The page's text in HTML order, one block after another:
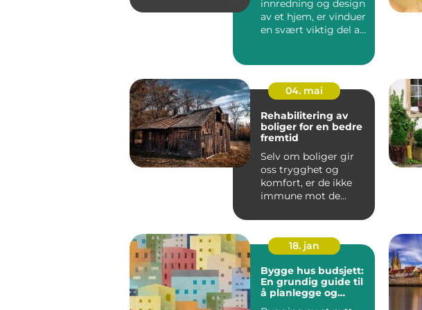
innredning og design
av et hjem, er vinduer
en svært viktig del av
04. mai
Rehabilitering av
boliger for en bedre
fremtid
Selv om boliger gir
oss trygghet og
komfort, er de ikke
immune mot de
og skaden...
18. jan
Bygge hus budsjett:
En grundig guide til
å planlegge og